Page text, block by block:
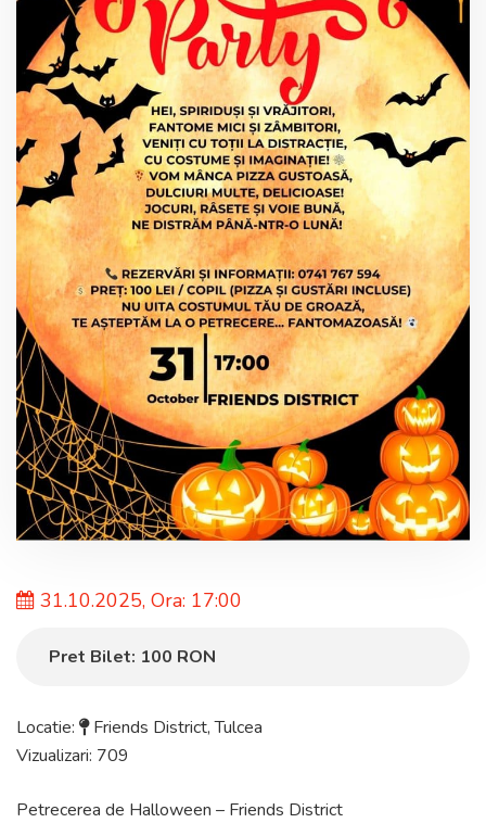
31.10.2025, Ora: 17:00
Pret Bilet: 100 RON
Locatie: Friends District,Tulcea
Vizualizari: 709
Petrecerea de Halloween – Friends District